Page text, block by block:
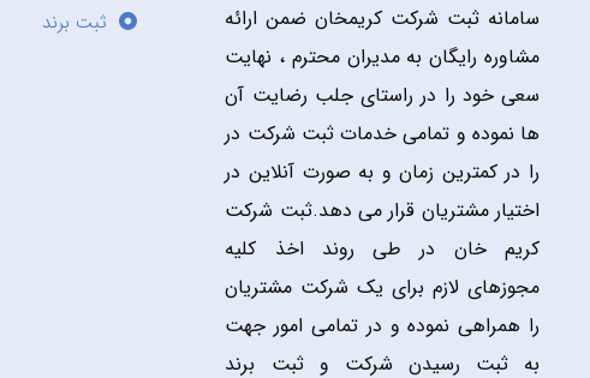
سامانه ثبت شرکت کریمخان ضمن ارائه
مشاوره رایگان به مدیران محترم ، نهایت
سعی خود را در راستای جلب رضایت آن
ها نموده و تمامی خدمات ثبت شرکت در
را در کمترین زمان و به صورت آنلاین در
اختیار مشتریان قرار می دهد.ثبت شرکت
کریم خان در طی روند اخذ کلیه
مجوزهای لازم برای یک شرکت مشتریان
را همراهی نموده و در تمامی امور جهت
به ثبت رسیدن شرکت و ثبت برند
ثبت برند